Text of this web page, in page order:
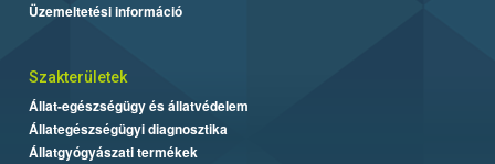
Üzemeltetési információ
Szakterületek
Állat-egészségügy és állatvédelem
Állategészségügyi diagnosztika
Állatgyógyászati termékek